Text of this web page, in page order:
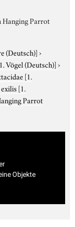
Hanging Parrot
(Deutsch)]›
Vögel (Deutsch)]›
[1.
[1.
Parrot
Objekte